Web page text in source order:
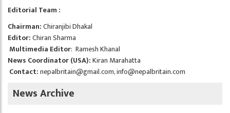
Editorial Team :
Chairman:Chiranjibi Dhakal
Editor:Chiran Sharma
Multimedia Editor: Ramesh Khanal
News Coordinator (USA):Kiran Marahatta
Contact:nepalbritain@gmail.com,info@nepalbritain.com
News Archive